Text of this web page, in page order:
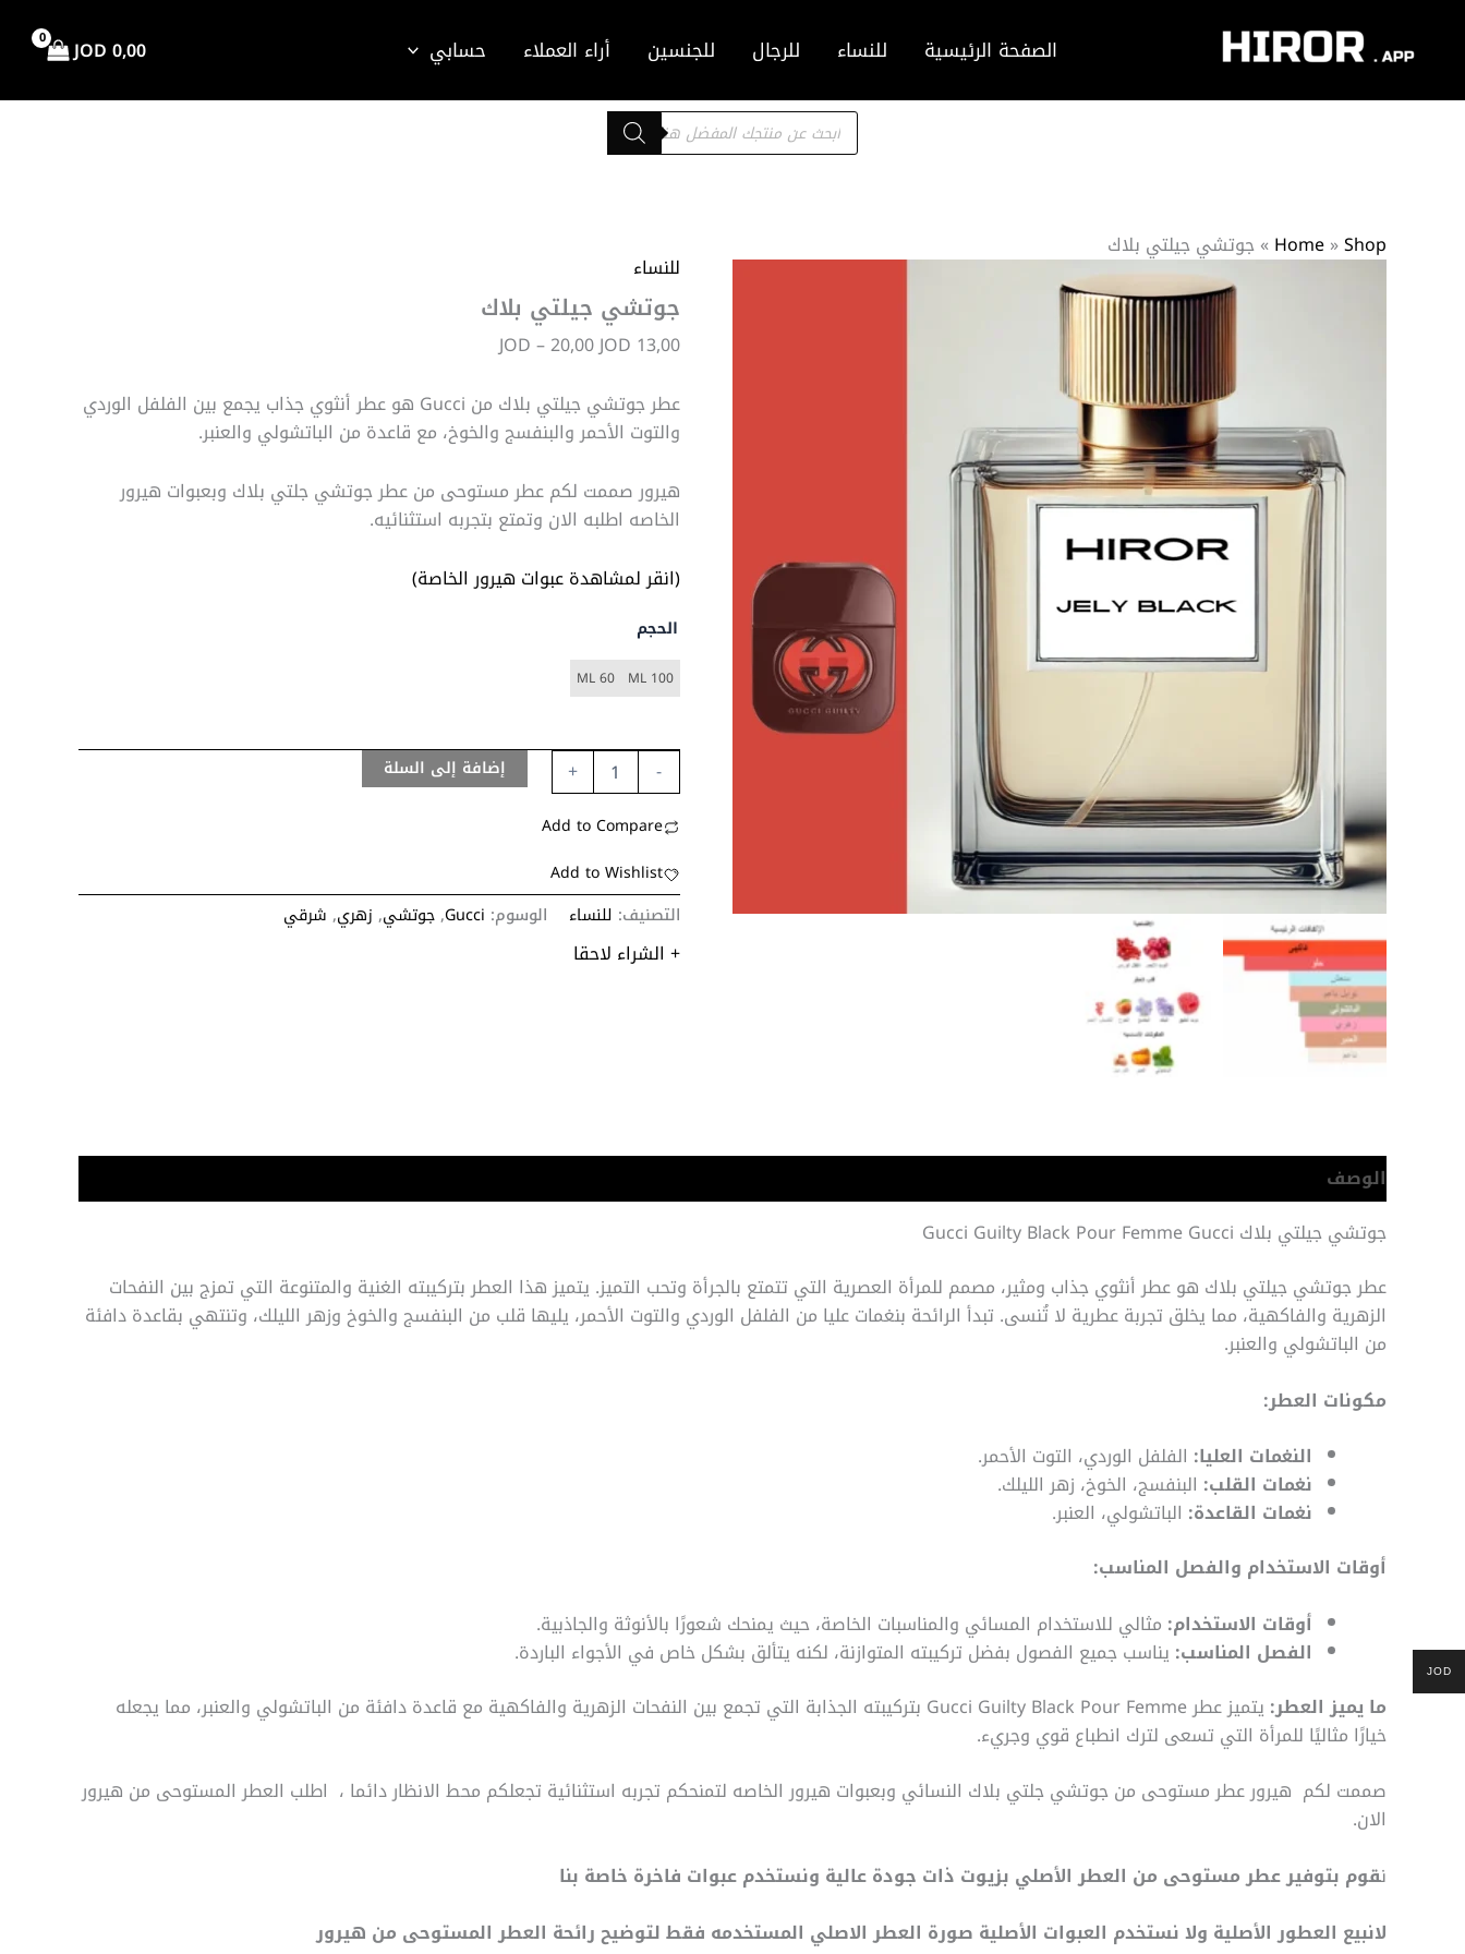
المحتوى
الصفحة الرئيسية للنساء للرجال للجنسين أراء العملاء حسابي 0,00
JOD
Products
search
Home»Shop
»جوتشي جيلتي بلاك
للنساء
جوتشي جيلتي بلاك
13,00
JOD–20,00JOD
السعر:
عطر جوتشي جيلتي بلاك من Gucci هو عطر أنثوي جذاب يجمع بين الفلفل الوردي
والتوت الأحمر والبنفسج والخوخ، مع قاعدة من الباتشولي والعنبر.
هيرور صممت لكم عطر مستوحى من عطر جوتشي جلتي بلاك وبعبوات هيرور
الخاصه اطلبه الان وتمتع بتجربه استثنائيه.
(انقر لمشاهدة عبوات هيرور الخاصة)
الحجم
100 ML
60 ML
-
كمية
+
إضافة إلى السلة
Add to Compare
Add to Wishlist
التصنيف: للنساء الوسوم: Gucci
,جوتشي, زهري, شرقي
+ الشراء لاحقا
الوصف
جوتشي جيلتي بلاك Gucci Guilty Black Pour Femme Gucci
عطر جوتشي جيلتي بلاك هو عطر أنثوي جذاب ومثير، مصمم للمرأة العصرية التي تتمتع بالجرأة وتحب التميز. يتميز هذا العطر بتركيبته الغنية والمتنوعة التي تمزج بين النفحات
الزهرية والفاكهية، مما يخلق تجربة عطرية لا تُنسى. تبدأ الرائحة بنغمات عليا من الفلفل الوردي والتوت الأحمر، يليها قلب من البنفسج والخوخ وزهر الليلك، وتنتهي بقاعدة دافئة
من الباتشولي والعنبر.
مكونات العطر:
النغمات العليا: الفلفل الوردي، التوت الأحمر.
نغمات القلب: البنفسج، الخوخ، زهر الليلك.
نغمات القاعدة: الباتشولي، العنبر.
أوقات الاستخدام والفصل المناسب:
أوقات الاستخدام: مثالي للاستخدام المسائي والمناسبات الخاصة، حيث يمنحك شعورًا بالأنوثة والجاذبية.
الفصل المناسب: يناسب جميع الفصول بفضل تركيبته المتوازنة، لكنه يتألق بشكل خاص في الأجواء الباردة.
ما يميز العطر:
يتميز عطر Gucci Guilty Black Pour Femme بتركيبته الجذابة التي تجمع بين النفحات الزهرية والفاكهية مع قاعدة دافئة من الباتشولي والعنبر، مما يجعله
خيارًا مثاليًا للمرأة التي تسعى لترك انطباع قوي وجريء.
صممت لكم هيرور عطر مستوحى منجوتشي جلتي بلاك النسائي وبعبوات هيرور الخاصه لتمنحكم تجربه استثنائية تجعلكم محط الانظار دائما ، اطلب العطر المستوحى من هيرور
الان.
نقوم بتوفير عطر مستوحى من العطر الأصلي بزيوت ذات جودة عالية ونستخدم عبوات فاخرة خاصة بنا
لانبيع العطور الأصلية ولا نستخدم العبوات الأصلية صورة العطر الاصلي المستخدمه فقط لتوضيح رائحة العطر المستوحى من هيرور
JOD